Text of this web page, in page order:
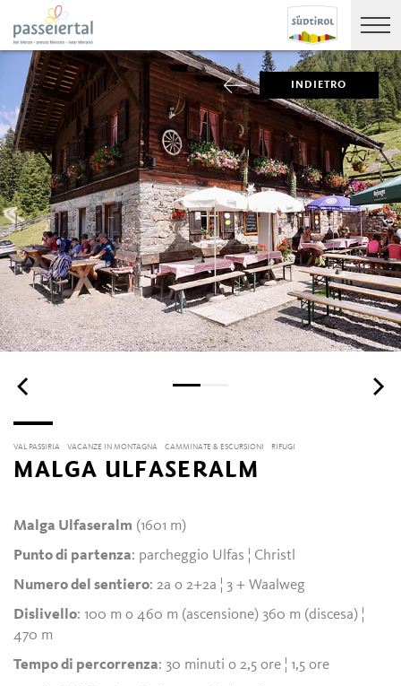
INDIETRO
VAL PASSIRIA VACANZE IN MONTAGNA CAMMINATE & ESCURSIONI RIFUGI
MALGA ULFASERALM
Malga Ulfaseralm (1601 m)
Punto di partenza: parcheggio Ulfas ¦ Christl
Numero del sentiero: 2a o 2+2a ¦ 3 + Waalweg
Dislivello: 100 m o 460 m (ascensione) 360 m (discesa) ¦
470 m
Tempo di percorrenza: 30 minuti o 2,5 ore ¦ 1,5 ore